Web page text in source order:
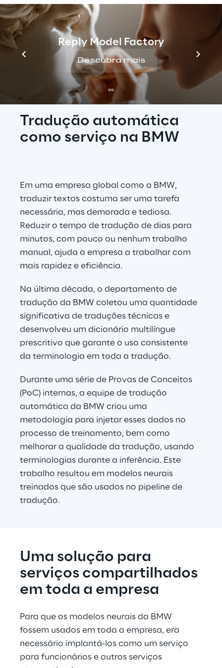
Reply Model Factory
Descubra mais
Tradução automática
como serviço na BMW
Em uma empresa global como a BMW,
traduzir textos costuma ser uma tarefa
necessária, mas demorada e tediosa.
Reduzir o tempo de tradução de dias para
minutos, com pouco ou nenhum trabalho
manual, ajuda a empresa a trabalhar com
mais rapidez e eficiência.
Na última década, o departamento de
tradução da BMW coletou uma quantidade
significativa de traduções técnicas e
desenvolveu um dicionário multilíngue
prescritivo que garante o uso consistente
da terminologia em toda a tradução.
Durante uma série de Provas de Conceitos
(PoC) internas, a equipe de tradução
automática da BMW criou uma
metodologia para injetar esses dados no
processo de treinamento, bem como
melhorar a qualidade da tradução, usando
terminologias durante a inferência. Este
trabalho resultou em modelos neurais
treinados que são usados no pipeline de
tradução.
Uma solução para
serviços compartilhados
em toda a empresa
Para que os modelos neurais da BMW
fossem usados em toda a empresa, era
necessário implantá-los como um serviço
para funcionários e outros serviços